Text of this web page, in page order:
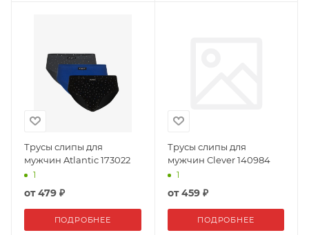
Трусы слипы для
мужчин Atlantic 173022
1
от479 ₽
ПОДРОБНЕЕ
Трусы слипы для
мужчин Clever 140984
1
от459 ₽
ПОДРОБНЕЕ